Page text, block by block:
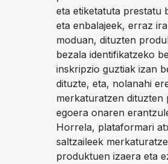
eta etiketatuta prestatu
eta enbalajeek, erraz
moduan, dituzten
bezala identifikatzeko
inskripzio guztiak izan
dituzte, eta, nolanahi
merkaturatzen dituzten
egoera onaren
Horrela, plataformari
saltzaileek
produktuen izaera eta